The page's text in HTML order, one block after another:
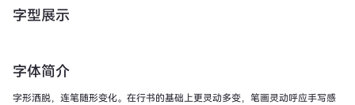
字型展示
字体简介
字形洒脱，连笔随形变化。在行书的基础上更灵动多变，笔画灵动呼应手写感